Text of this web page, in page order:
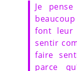
Je
font leur
sentir
faire
parce